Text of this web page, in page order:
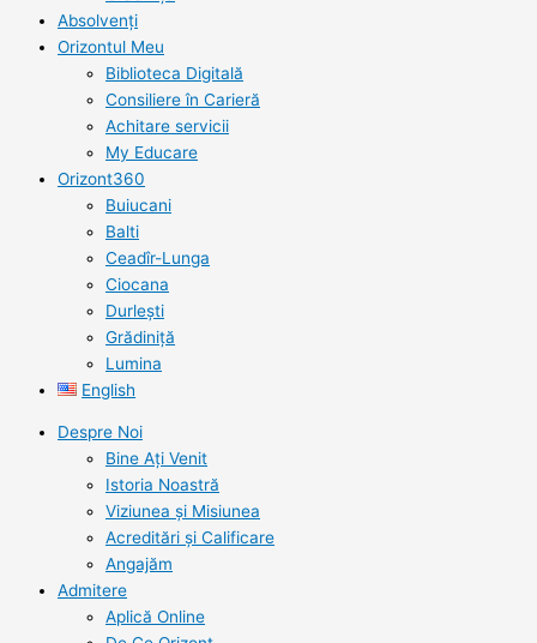
Absolvenți
Orizontul Meu
Biblioteca Digitală
Consiliere în Carieră
Achitare servicii
My Educare
Orizont360
Buiucani
Balti
Ceadîr-Lunga
Ciocana
Durlești
Grădiniță
Lumina
English
Despre Noi
Bine Ați Venit
Istoria Noastră
Viziunea şi Misiunea
Acreditări şi Calificare
Angajăm
Admitere
Aplică Online